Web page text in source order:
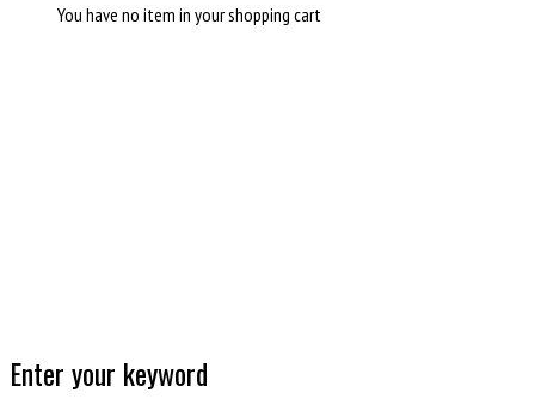
You have no item in your shopping cart
Enter your keyword